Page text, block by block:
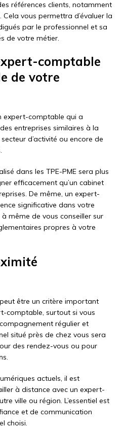
références clients, notamment
Cela vous permettra d’évaluer la
par le professionnel et sa
de votre métier.
comptable
de votre
expert-comptable qui a
entreprises similaires à la
d’activité ou encore de
dans les TPE-PME sera plus
efficacement qu’un cabinet
De même, un expert-
significative dans votre
même de vous conseiller sur
propres à votre
être un critère important
comptable, surtout si vous
régulier et
situé près de chez vous sera
des rendez-vous ou pour
actuels, il est
à distance avec un expert-
ville ou région. L’essentiel est
et de communication
choisi.